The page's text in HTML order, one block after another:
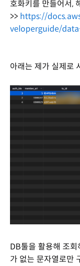
호화키를 만들어서,
>> https://
veloperguide/
아래는 제가 실제로
DB툴을 활용해 조회
가 없는 문자열로만